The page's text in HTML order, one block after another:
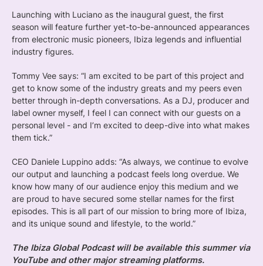
Launching with Luciano as the inaugural guest, the first
season will feature further yet-to-be-announced appearances
from electronic music pioneers, Ibiza legends and influential
industry figures.
Tommy Vee says: “I am excited to be part of this project and
get to know some of the industry greats and my peers even
better through in-depth conversations. As a DJ, producer and
label owner myself, I feel I can connect with our guests on a
personal level - and I’m excited to deep-dive into what makes
them tick.”
CEO Daniele Luppino adds: “As always, we continue to evolve
our output and launching a podcast feels long overdue. We
know how many of our audience enjoy this medium and we
are proud to have secured some stellar names for the first
episodes. This is all part of our mission to bring more of Ibiza,
and its unique sound and lifestyle, to the world.”
The Ibiza Global Podcast will be available this summer via
YouTube and other major streaming platforms.